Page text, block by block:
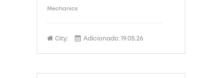
Mechanics
City: Adicionado:19.05.26